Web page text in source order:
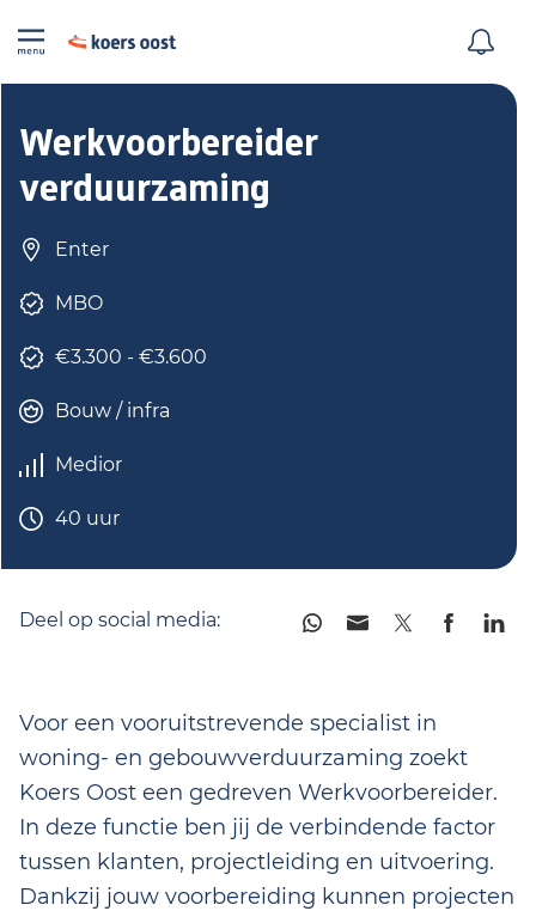
Werkvoorbereider
verduurzaming
Enter
MBO
€3.300 - €3.600
Bouw / infra
Medior
40 uur
Deel op social media:
Voor een vooruitstrevende specialist in
woning- en gebouwverduurzaming zoekt
Koers Oost een gedreven Werkvoorbereider.
In deze functie ben jij de verbindende factor
tussen klanten, projectleiding en uitvoering.
Dankzij jouw voorbereiding kunnen projecten